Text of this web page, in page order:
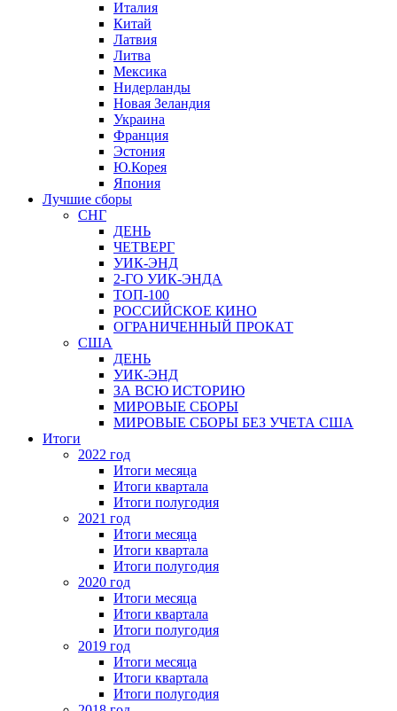
Италия
Китай
Латвия
Литва
Мексика
Нидерланды
Новая Зеландия
Украина
Франция
Эстония
Ю.Корея
Япония
Лучшие сборы
СНГ
ДЕНЬ
ЧЕТВЕРГ
УИК-ЭНД
2-ГО УИК-ЭНДА
ТОП-100
РОССИЙСКОЕ КИНО
ОГРАНИЧЕННЫЙ ПРОКАТ
США
ДЕНЬ
УИК-ЭНД
ЗА ВСЮ ИСТОРИЮ
МИРОВЫЕ СБОРЫ
МИРОВЫЕ СБОРЫ БЕЗ УЧЕТА США
Итоги
2022 год
Итоги месяца
Итоги квартала
Итоги полугодия
2021 год
Итоги месяца
Итоги квартала
Итоги полугодия
2020 год
Итоги месяца
Итоги квартала
Итоги полугодия
2019 год
Итоги месяца
Итоги квартала
Итоги полугодия